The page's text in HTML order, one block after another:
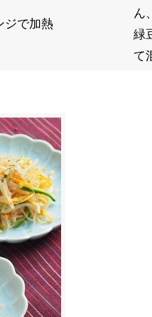
ジで加熱
ん
緑
て